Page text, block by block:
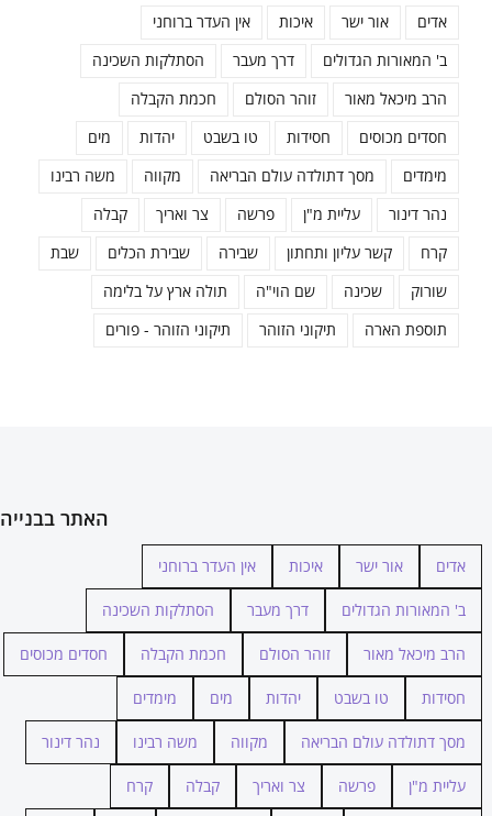
אדים אור ישר איכות
אין העדר ברוחני
ב' המאורות הגדולים
דרך מעבר
הסתלקות השכינה
הרב מיכאל מאור
זוהר הסולם
חכמת הקבלה
חסדים מכוסים
חסידות טו בשבט יהדות
מים
מימדים
מסך דתולדה עולם הבריאה מקווה
משה רבינו
נהר דינור
עליית מ"ן פרשה צר ואריך
קבלה
קרח
קשר עליון ותחתון שבירה שבירת הכלים
שבת
שורוק
שכינה שם הוי"ה
תולה ארץ על בלימה
תוספת הארה
תיקוני הזוהר תיקוני הזוהר - פורים
האתר בבנייה
אדים אור ישר איכות אין העדר ברוחני
ב' המאורות הגדולים דרך מעבר הסתלקות השכינה
הרב מיכאל מאור זוהר הסולם חכמת הקבלה חסדים מכוסים
חסידות טו בשבט יהדות מים מימדים
מסך דתולדה עולם הבריאה מקווה משה רבינו נהר דינור
עליית מ"ן פרשה צר ואריך קבלה קרח